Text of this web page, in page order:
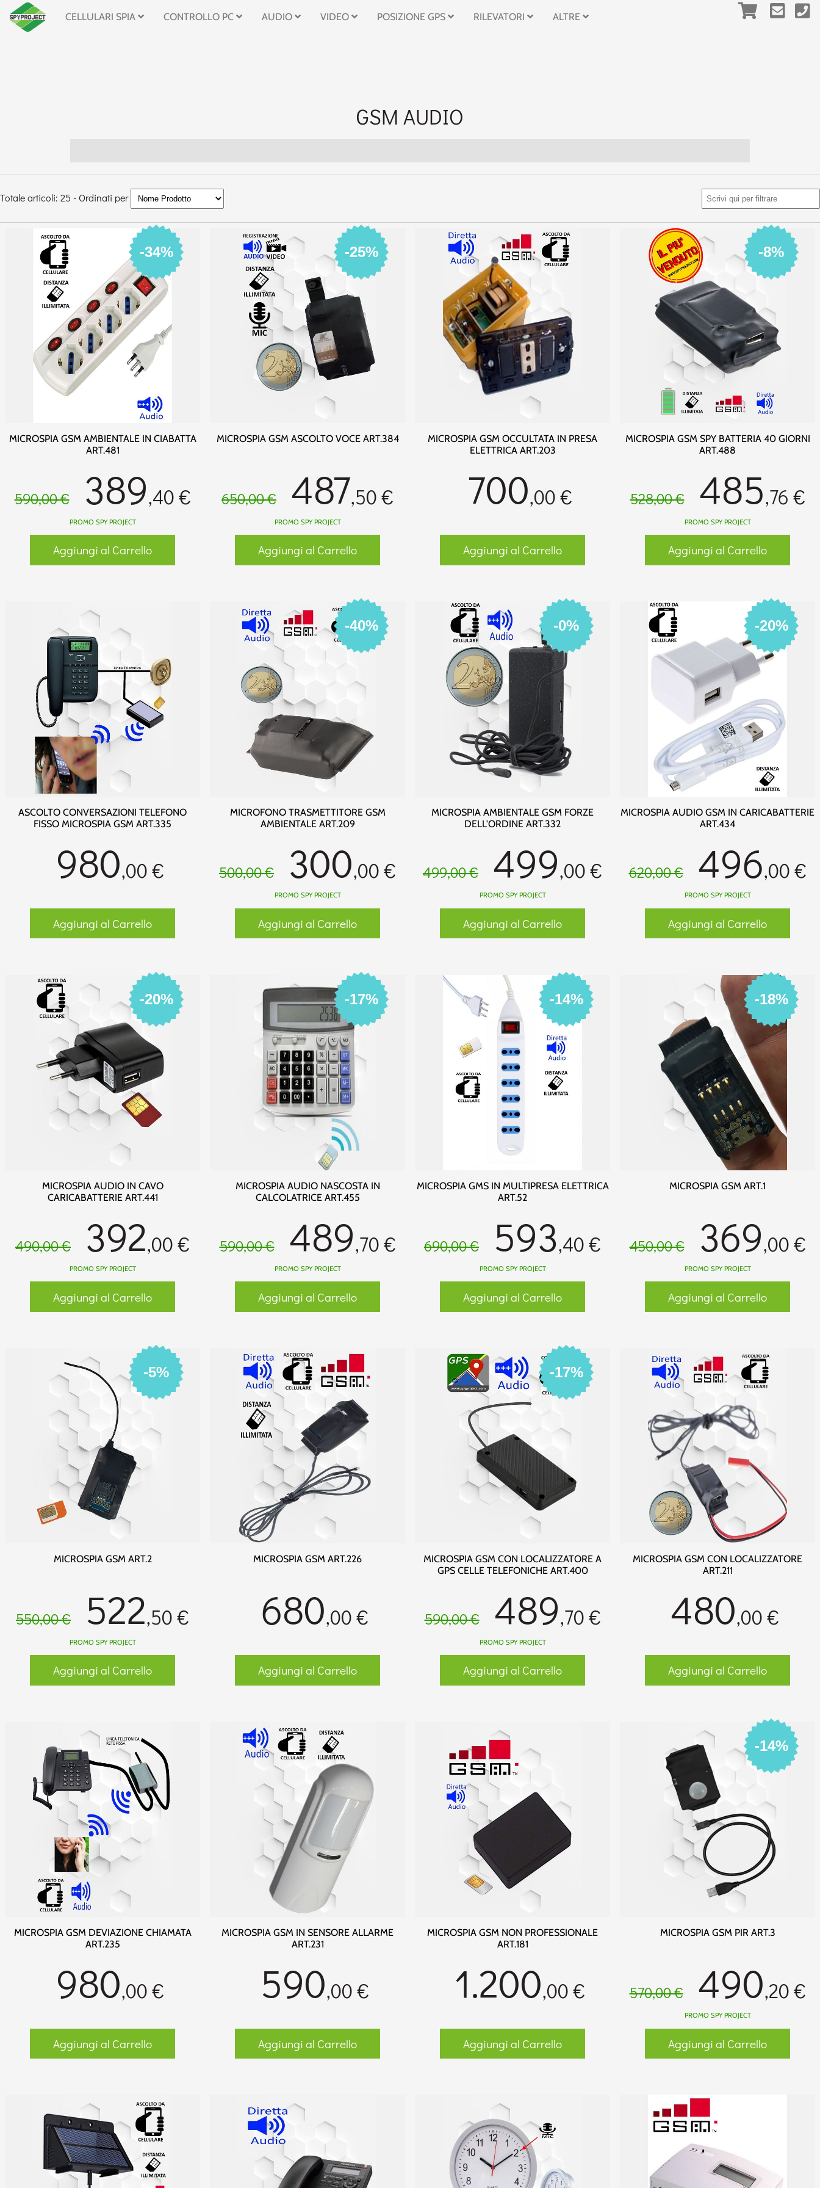
CELLULARI SPIA CONTROLLO PC AUDIO VIDEO POSIZIONE GPS RILEVATORI ALTRE
GSM AUDIO
Totale articoli: 25 - Ordinati per
-34%
MICROSPIA GSM AMBIENTALE IN CIABATTA
ART.481
590,00 € 389,40 €
PROMO SPY PROJECT
Aggiungi al Carrello
-25%
MICROSPIA GSM ASCOLTO VOCE ART.384
650,00 € 487,50 €
PROMO SPY PROJECT
Aggiungi al Carrello
MICROSPIA GSM OCCULTATA IN PRESA
ELETTRICA ART.203
700,00 €
Aggiungi al Carrello
-8%
MICROSPIA GSM SPY BATTERIA 40 GIORNI
ART.488
528,00 € 485,76 €
PROMO SPY PROJECT
Aggiungi al Carrello
ASCOLTO CONVERSAZIONI TELEFONO
FISSO MICROSPIA GSM ART.335
980,00 €
Aggiungi al Carrello
-40%
MICROFONO TRASMETTITORE GSM
AMBIENTALE ART.209
500,00 € 300,00 €
PROMO SPY PROJECT
Aggiungi al Carrello
-0%
MICROSPIA AMBIENTALE GSM FORZE
DELL'ORDINE ART.332
499,00 € 499,00 €
PROMO SPY PROJECT
Aggiungi al Carrello
-20%
MICROSPIA AUDIO GSM IN CARICABATTERIE
ART.434
620,00 € 496,00 €
PROMO SPY PROJECT
Aggiungi al Carrello
-20%
MICROSPIA AUDIO IN CAVO
CARICABATTERIE ART.441
490,00 € 392,00 €
PROMO SPY PROJECT
Aggiungi al Carrello
-17%
MICROSPIA AUDIO NASCOSTA IN
CALCOLATRICE ART.455
590,00 € 489,70 €
PROMO SPY PROJECT
Aggiungi al Carrello
-14%
MICROSPIA GMS IN MULTIPRESA ELETTRICA
ART.52
690,00 € 593,40 €
PROMO SPY PROJECT
Aggiungi al Carrello
-18%
MICROSPIA GSM ART.1
450,00 € 369,00 €
PROMO SPY PROJECT
Aggiungi al Carrello
-5%
MICROSPIA GSM ART.2
550,00 € 522,50 €
PROMO SPY PROJECT
Aggiungi al Carrello
MICROSPIA GSM ART.226
680,00 €
Aggiungi al Carrello
-17%
MICROSPIA GSM CON LOCALIZZATORE A
GPS CELLE TELEFONICHE ART.400
590,00 € 489,70 €
PROMO SPY PROJECT
Aggiungi al Carrello
MICROSPIA GSM CON LOCALIZZATORE
ART.211
480,00 €
Aggiungi al Carrello
MICROSPIA GSM DEVIAZIONE CHIAMATA
ART.235
980,00 €
Aggiungi al Carrello
MICROSPIA GSM IN SENSORE ALLARME
ART.231
590,00 €
Aggiungi al Carrello
MICROSPIA GSM NON PROFESSIONALE
ART.181
1.200,00 €
Aggiungi al Carrello
-14%
MICROSPIA GSM PIR ART.3
570,00 € 490,20 €
PROMO SPY PROJECT
Aggiungi al Carrello